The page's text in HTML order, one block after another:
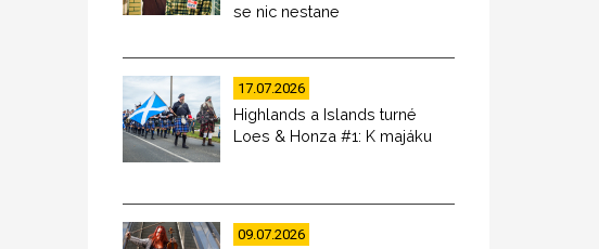
se nic nestane
17.07.2026
Highlands a Islands turné
Loes & Honza #1: K majáku
09.07.2026